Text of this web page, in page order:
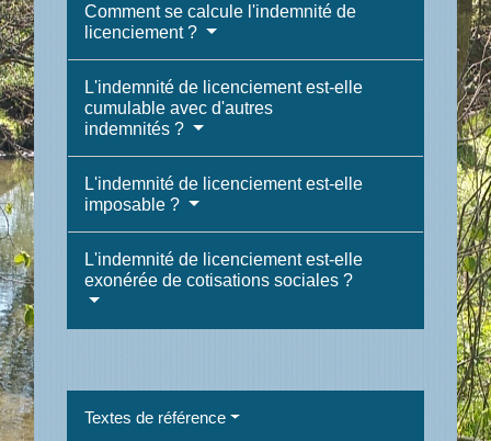
Comment se calcule l'indemnité de
licenciement ?
L'indemnité de licenciement est-elle
cumulable avec d'autres
indemnités ?
L'indemnité de licenciement est-elle
imposable ?
L'indemnité de licenciement est-elle
exonérée de cotisations sociales ?
Textes de référence